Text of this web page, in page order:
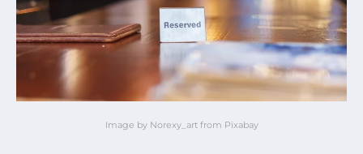
Image by Norexy_art from Pixabay